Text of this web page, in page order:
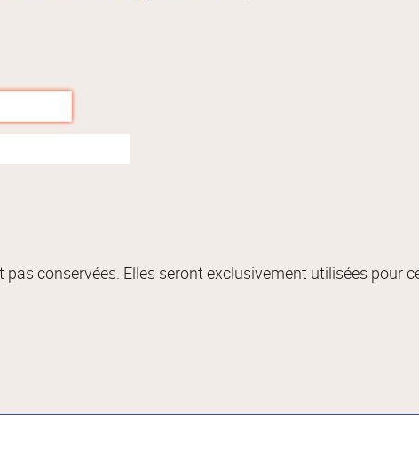
pas conservées. Elles seront exclusivement utilisées pour